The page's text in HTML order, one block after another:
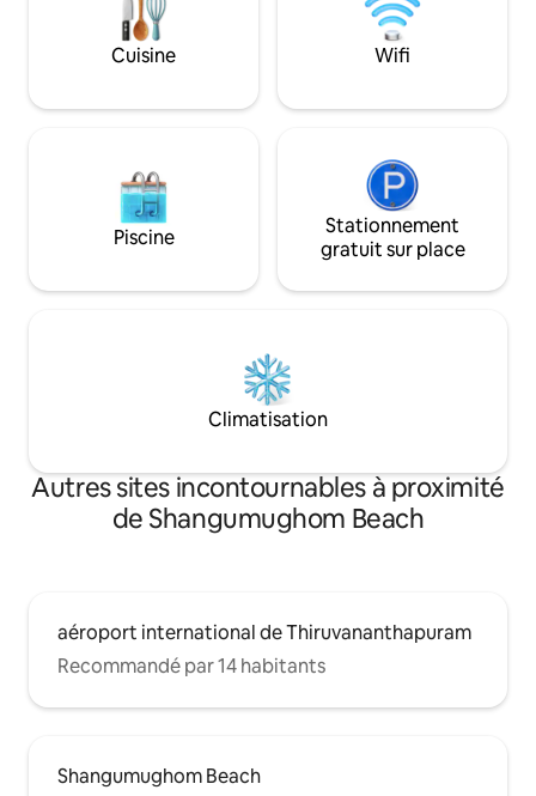
partagez notre
les livres et
joli que vous le
Cuisine Wifi
Piscine
Stationnement
gratuit sur place
Climatisation
Autres sites incontournables à proximité
de Shangumughom Beach
aéroport international de Thiruvananthapuram
Recommandé par 14 habitants
Shangumughom Beach